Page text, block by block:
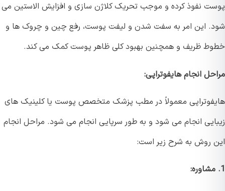
نفوذ کرده و موجب تحریک کلاژن سازی و افزایش الاستین می
این امر به سفت شدن و لیفت پوست، رفع چین و چروک ها و
ظریف و همچنین بهبود کلی ظاهر پوست کمک می کند.
انجام هایفوتراپی:
معمولاً در مطب پزشک متخصص پوست یا کلینیک های
انجام می شود و به طور سرپایی انجام می شود. مراحل انجام
روش به شرح زیر است: